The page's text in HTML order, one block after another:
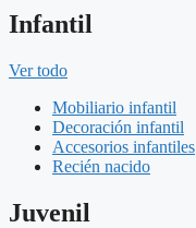
Infantil
Ver todo
Mobiliario infantil
Decoración infantil
Accesorios infantiles
Recién nacido
Juvenil